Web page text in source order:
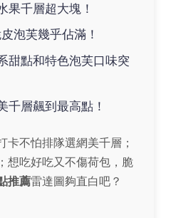
果千層超大塊！
泡芙幾乎佔滿！
甜點和特色泡芙口味突
千層飆到最高點！
卡不怕排隊選網美千層；
想吃好吃又不傷荷包，脆
推薦雷達圖夠直白吧？